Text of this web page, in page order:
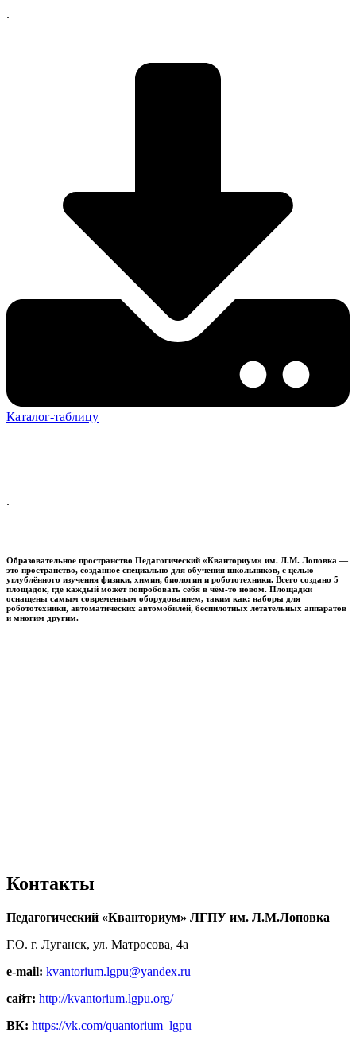
.
Каталог-таблицу
.
Образовательное пространство Педагогический «Кванториум» им. Л.М. Лоповка —
это пространство, созданное специально для обучения школьников, с целью
углублённого изучения физики, химии, биологии и робототехники. Всего создано 5
площадок, где каждый может попробовать себя в чём-то новом. Площадки
оснащены самым современным оборудованием, таким как: наборы для
робототехники, автоматических автомобилей, беспилотных летательных аппаратов
и многим другим.
Контакты
Педагогический «Кванториум» ЛГПУ им. Л.М.Лоповка
Г.О. г. Луганск, ул. Матросова, 4а
e-mail: kvantorium.lgpu@yandex.ru
сайт: http://kvantorium.lgpu.org/
ВК: https://vk.com/quantorium_lgpu